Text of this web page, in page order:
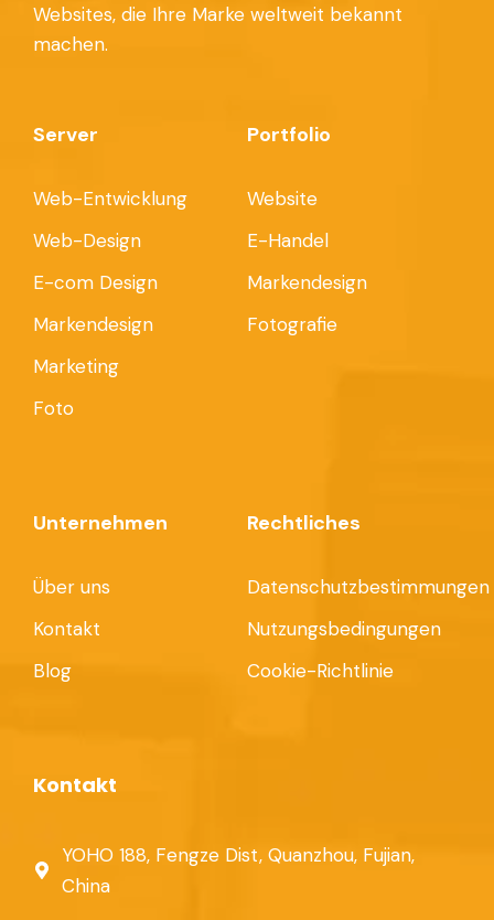
Websites, die Ihre Marke weltweit bekannt
machen.
Server
Web-Entwicklung
Web-Design
E-com Design
Markendesign
Marketing
Foto
Portfolio
Website
E-Handel
Markendesign
Fotografie
Unternehmen
Über uns
Kontakt
Blog
Rechtliches
Datenschutzbestimmungen
Nutzungsbedingungen
Cookie-Richtlinie
Kontakt
YOHO 188, Fengze Dist, Quanzhou, Fujian,
China